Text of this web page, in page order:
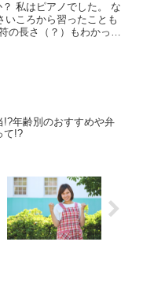
な
!?年齢別のおすすめや弁
て!?